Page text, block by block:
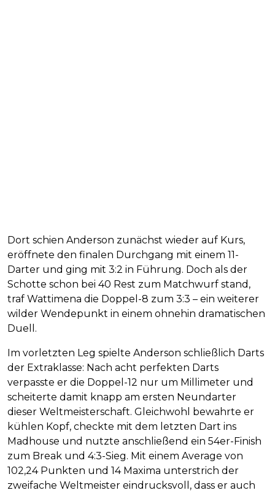
Dort schien Anderson zunächst wieder auf Kurs,
eröffnete den finalen Durchgang mit einem 11-
Darter und ging mit 3:2 in Führung. Doch als der
Schotte schon bei 40 Rest zum Matchwurf stand,
traf Wattimena die Doppel-8 zum 3:3 – ein weiterer
wilder Wendepunkt in einem ohnehin dramatischen
Duell.
Im vorletzten Leg spielte Anderson schließlich Darts
der Extraklasse: Nach acht perfekten Darts
verpasste er die Doppel-12 nur um Millimeter und
scheiterte damit knapp am ersten Neundarter
dieser Weltmeisterschaft. Gleichwohl bewahrte er
kühlen Kopf, checkte mit dem letzten Dart ins
Madhouse und nutzte anschließend ein 54er-Finish
zum Break und 4:3-Sieg. Mit einem Average von
102,24 Punkten und 14 Maxima unterstrich der
zweifache Weltmeister eindrucksvoll, dass er auch